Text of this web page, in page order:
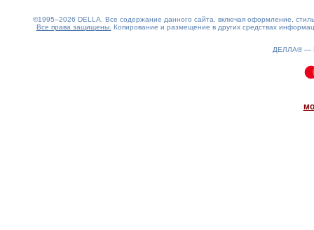
©1995–2026 DELLA. Все содержание данного сайта, включая оформление,
Все права защищены. Копирование и размещение в других средствах
ДЕЛЛА® —